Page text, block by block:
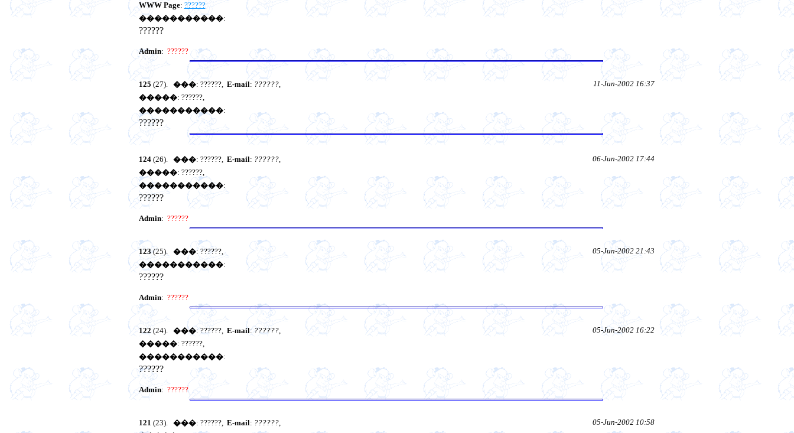
WWW Page: ??????
�����������:
??????
Admin: ??????
125 (27). ���: ??????, E-mail: ??????,
11-Jun-2002 16:37
�����: ??????,
�����������:
??????
124(26). ���: ??????, E-mail: ??????,
06-Jun-2002 17:44
�����: ??????,
�����������:
??????
Admin: ??????
123(25). ���: ??????,
05-Jun-2002 21:43
�����������:
??????
Admin: ??????
122 (24). ���: ??????, E-mail:??????,
05-Jun-2002 16:22
�����: ??????,
�����������:
??????
Admin: ??????
121 (23). ���: ??????, E-mail: ??????,
05-Jun-2002 10:58